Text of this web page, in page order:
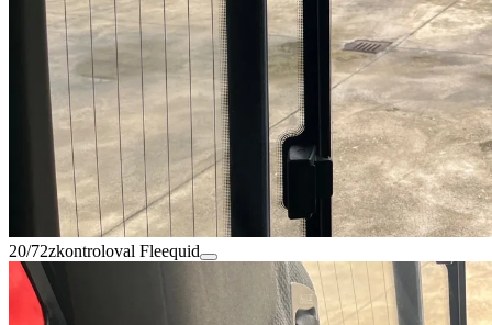
20/72zkontroloval Fleequid